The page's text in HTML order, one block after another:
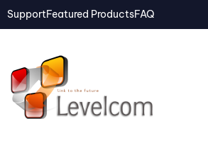
SupportFeatured ProductsFAQ